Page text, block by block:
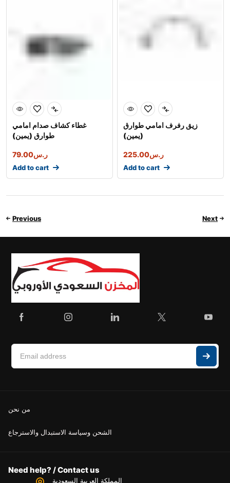
غطاء كشاف صدام امامي
طوارق (يمين)
ر.س79.00
Add to cart
زيق رفرف امامي طوارق
(يمين)
ر.س225.00
Add to cart
Previous Next
من نحن
الشحن وسياسة الاستبدال والاسترجاع
Need help? / Contact us
المملكة العربية السعودية